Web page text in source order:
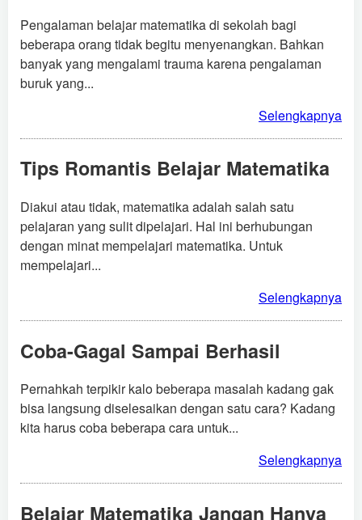
Pengalaman belajar matematika di sekolah bagi
beberapa orang tidak begitu menyenangkan. Bahkan
banyak yang mengalami trauma karena pengalaman
buruk yang...
Selengkapnya
Tips Romantis Belajar Matematika
Diakui atau tidak, matematika adalah salah satu
pelajaran yang sulit dipelajari. Hal ini berhubungan
dengan minat mempelajari matematika. Untuk
mempelajari...
Selengkapnya
Coba-Gagal Sampai Berhasil
Pernahkah terpikir kalo beberapa masalah kadang gak
bisa langsung diselesaikan dengan satu cara? Kadang
kita harus coba beberapa cara untuk...
Selengkapnya
Belajar Matematika Jangan Hanya